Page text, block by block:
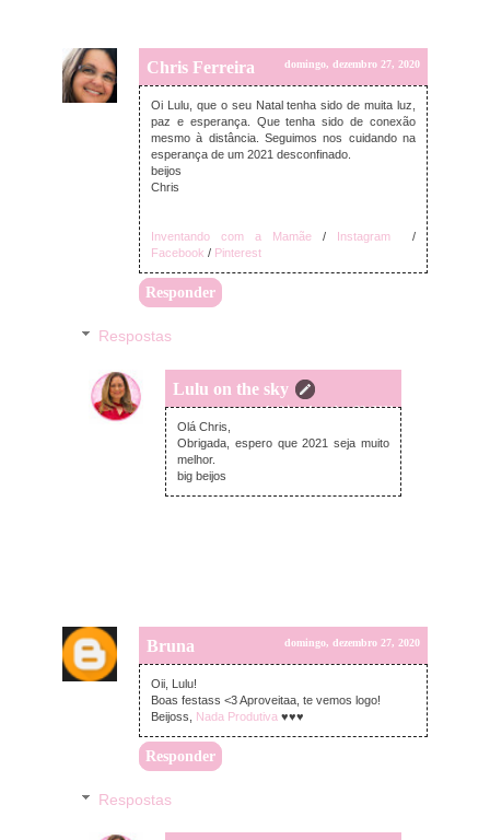
Chris Ferreira domingo, dezembro 27, 2020
Oi Lulu, que o seu Natal tenha sido de muita luz,
paz e esperança. Que tenha sido de conexão
mesmo à distância. Seguimos nos cuidando na
esperança de um 2021 desconfinado.
beijos
Chris
Inventando com a Mamãe / Instagram
/
Facebook / Pinterest
Responder
Respostas
Lulu on the sky
segunda-feira, dezembro 28, 2020
Olá Chris,
Obrigada, espero que 2021 seja muito
melhor.
big beijos
Bruna domingo, dezembro 27, 2020
Oii, Lulu!
Boas festass <3 Aproveitaa, te vemos logo!
Beijoss, Nada Produtiva ♥️♥️♥️
Responder
Respostas